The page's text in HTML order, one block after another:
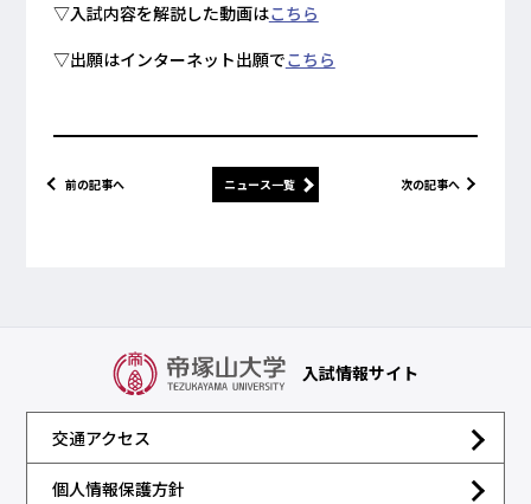
▽入試内容を解説した動画はこちら
▽出願はインターネット出願でこちら
前の記事へ ニュース一覧 次の記事へ
入試情報サイト
交通アクセス
個人情報保護方針